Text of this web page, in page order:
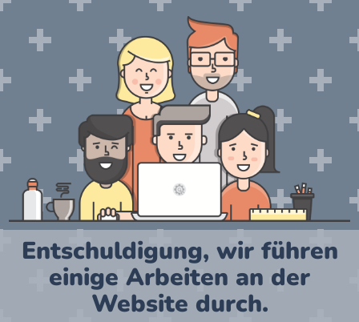
Entschuldigung, wir führen
einige Arbeiten an der
Website durch.